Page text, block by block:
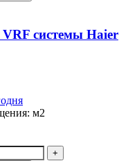
системы Haier
м2